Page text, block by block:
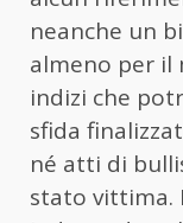
neanche un
almeno per il
indizi che
sfida
né atti di
stato vittima.